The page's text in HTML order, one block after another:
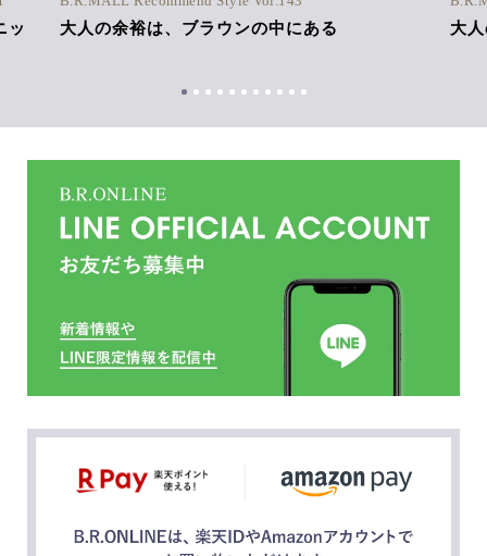
ッ 大人の余裕は、ブラウンの中にある 大